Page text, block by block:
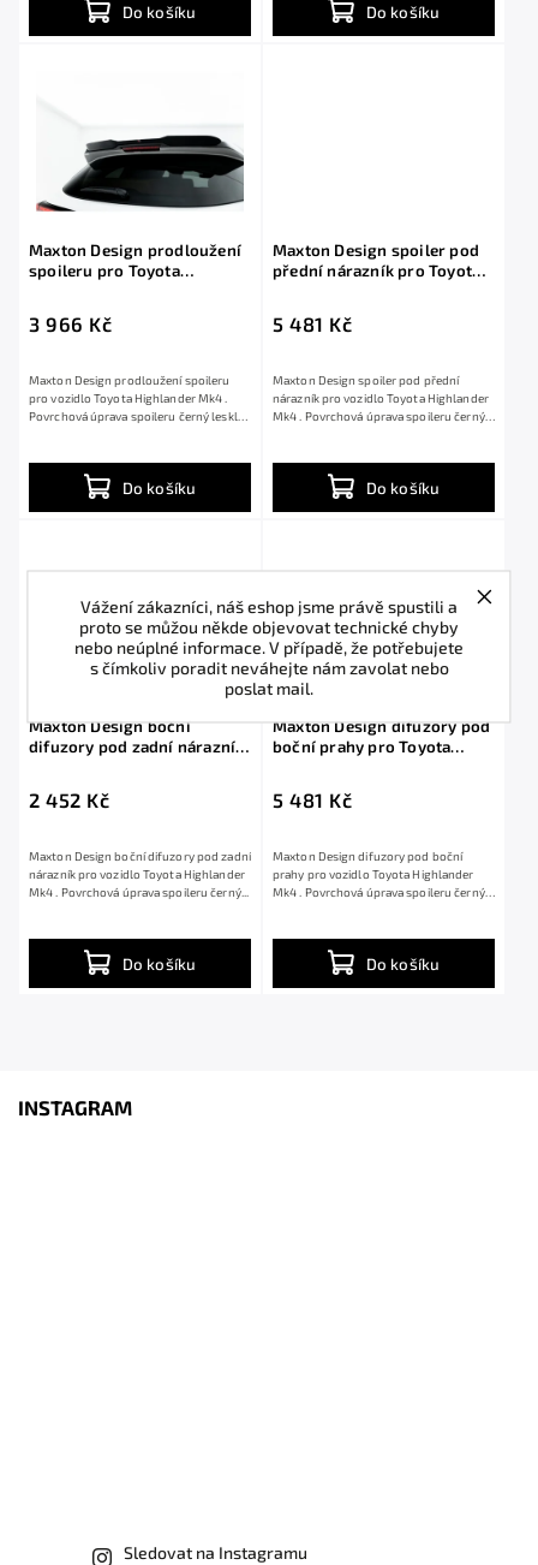
Vážení zákazníci, náš eshop jsme právě spustili a
proto se můžou někde objevovat technické chyby
nebo neúplné informace. V případě, že potřebujete
s čímkoliv poradit neváhejte nám zavolat nebo
poslat mail.
Do košíku Do košíku
Maxton Design prodloužení
spoileru pro Toyota
3 966 Kč
Do košíku
Maxton Design prodloužení spoileru
pro vozidlo Toyota Highlander Mk4 .
Povrchová úprava spoileru černý lesklý
Maxton Design spoiler pod
přední nárazník pro Toyota
5 481 Kč
Do košíku
Maxton Design spoiler pod přední
nárazník pro vozidlo Toyota Highlander
Mk4 . Povrchová úprava spoileru černý
Maxton Design boční
difuzory pod zadní nárazník
2 452 Kč
Do košíku
Maxton Design boční difuzory pod zadní
nárazník pro vozidlo Toyota Highlander
Mk4 . Povrchová úprava spoileru černý...
Maxton Design difuzory pod
boční prahy pro Toyota
5 481 Kč
Do košíku
Maxton Design difuzory pod boční
prahy pro vozidlo Toyota Highlander
Mk4 . Povrchová úprava spoileru černý
INSTAGRAM
Sledovat na Instagramu